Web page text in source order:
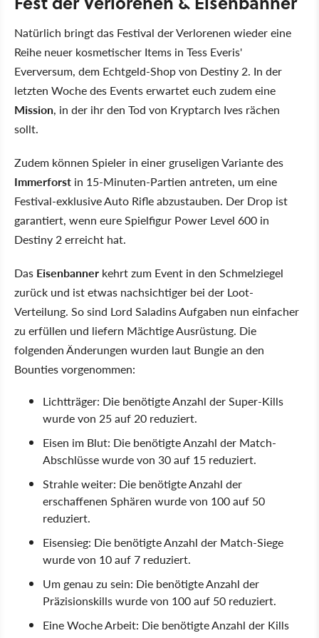
Natürlich bringt das Festival der Verlorenen wieder eine
Reihe neuer kosmetischer Items in Tess Everis'
Everversum, dem Echtgeld-Shop von Destiny 2. In der
letzten Woche des Events erwartet euch zudem eine
Mission, in der ihr den Tod von Kryptarch Ives rächen
sollt.
Zudem können Spieler in einer gruseligen Variante des
Immerforst in 15-Minuten-Partien antreten, um eine
Festival-exklusive Auto Rifle abzustauben. Der Drop ist
garantiert, wenn eure Spielfigur Power Level 600 in
Destiny 2 erreicht hat.
Das Eisenbanner kehrt zum Event in den Schmelziegel
zurück und ist etwas nachsichtiger bei der Loot-
Verteilung. So sind Lord Saladins Aufgaben nun einfacher
zu erfüllen und liefern Mächtige Ausrüstung. Die
folgenden Änderungen wurden laut Bungie an den
Bounties vorgenommen:
Lichtträger: Die benötigte Anzahl der Super-Kills
wurde von 25 auf 20 reduziert.
Eisen im Blut: Die benötigte Anzahl der Match-
Abschlüsse wurde von 30 auf 15 reduziert.
Strahle weiter: Die benötigte Anzahl der
erschaffenen Sphären wurde von 100 auf 50
reduziert.
Eisensieg: Die benötigte Anzahl der Match-Siege
wurde von 10 auf 7 reduziert.
Um genau zu sein: Die benötigte Anzahl der
Präzisionskills wurde von 100 auf 50 reduziert.
Eine Woche Arbeit: Die benötigte Anzahl der Kills